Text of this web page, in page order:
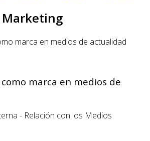
Marketing
marca en medios de